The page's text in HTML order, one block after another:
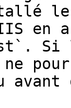
en
Si